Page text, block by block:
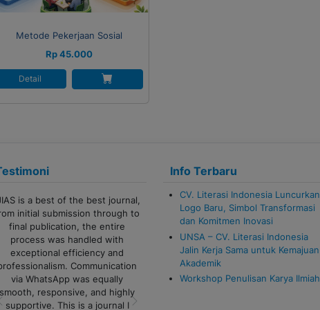
Metode Pekerjaan Sosial
Rp 45.000
Detail
to
I
Terima kasih banyak untuk admin
CV Literasi Indonesia!
Pelayanannya cepat, responsif,
dan sangat membantu sekali.
Proses komunikasi juga lancar,
sangat ramah serta semua
pertanyaan dijawab dengan jelas.
Sukses selalu untuk tim Literasi
Indonesia!
Next
Info Terbaru
CV. Literasi Indonesia Luncurkan
Logo Baru, Simbol Transformasi
dan Komitmen Inovasi
UNSA – CV. Literasi Indonesia
Jalin Kerja Sama untuk Kemajuan
Akademik
Workshop Penulisan Karya Ilmiah